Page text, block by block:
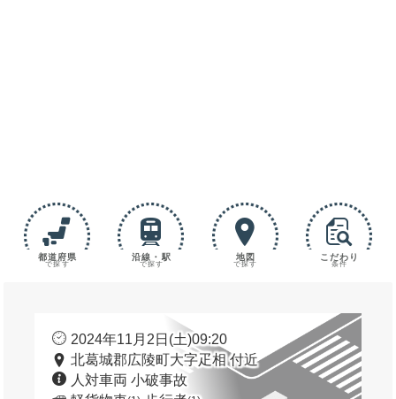
都道府県
で探す
沿線・駅
で探す
地図
で探す
こだわり
条件
2024年11月2日(土)09:20
北葛城郡広陵町大字疋相 付近
人対車両 小破事故